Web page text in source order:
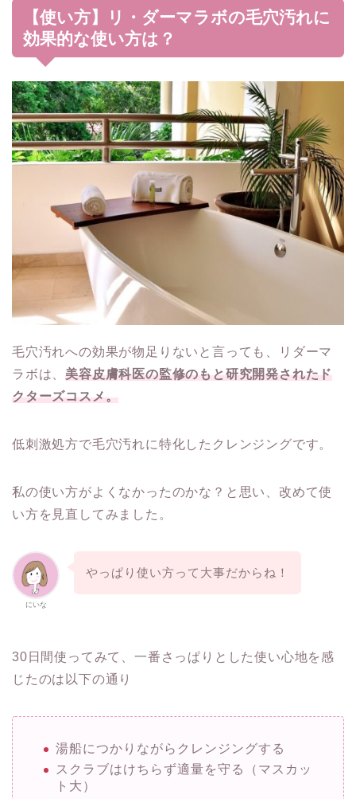
【使い方】リ・ダーマラボの毛穴汚れに
効果的な使い方は？
毛穴汚れへの効果が物足りないと言っても、リダーマ
ラボは、美容皮膚科医の監修のもと研究開発されたド
クターズコスメ。
低刺激処方で毛穴汚れに特化したクレンジングです。
私の使い方がよくなかったのかな？と思い、改めて使
い方を見直してみました。
にいな
やっぱり使い方って大事だからね！
30日間使ってみて、一番さっぱりとした使い心地を感
じたのは以下の通り
湯船につかりながらクレンジングする
スクラブはけちらず適量を守る（マスカッ
ト大）